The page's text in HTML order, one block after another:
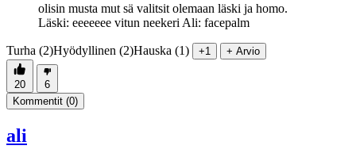
olisin musta mut sä valitsit olemaan läski ja homo.
Läski: eeeeeee vitun neekeri Ali: facepalm
Turha (2)Hyödyllinen (2)Hauska (1) +1 + Arvio
20
6
Kommentit (0)
ali